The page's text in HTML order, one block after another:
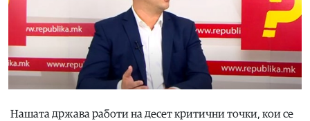
Нашата држава работи на десет критични точки, кои се